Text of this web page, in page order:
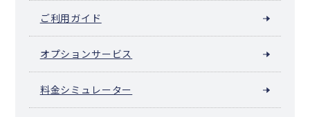
ご利用ガイド
オプションサービス
料金シミュレーター